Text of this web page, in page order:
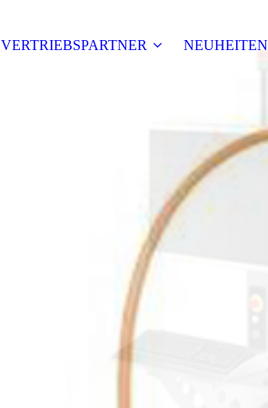
VERTRIEBSPARTNER NEUHEITEN